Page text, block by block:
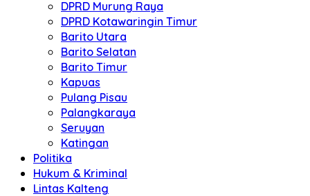
DPRD Murung Raya
DPRD Kotawaringin Timur
Barito Utara
Barito Selatan
Barito Timur
Kapuas
Pulang Pisau
Palangkaraya
Seruyan
Katingan
Politika
Hukum & Kriminal
Lintas Kalteng